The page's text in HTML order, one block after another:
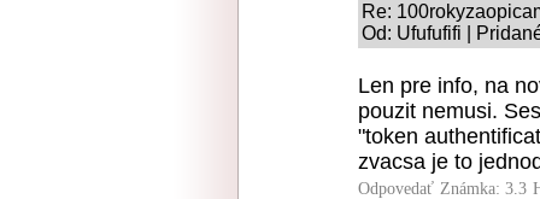
Re:
Od: Ufufufifi |
Len pre info, na
pouzit nemusi.
"token
zvacsa je to
Odpovedať Známka: 3.3